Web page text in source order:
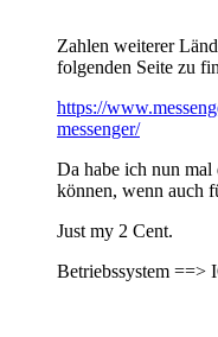
Zahlen weiterer
folgenden Seite zu
https://
messenger/
Da habe ich nun mal
können, wenn auch
Just my 2 Cent.
Betriebssystem ==>